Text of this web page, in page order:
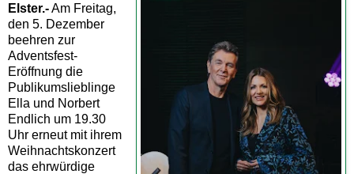
Elster.-Am Freitag,
den 5. Dezember
beehren zur
Adventsfest-
Eröffnung die
Publikumslieblinge
Ella und Norbert
Endlich um 19.30
Uhr erneut mit ihrem
Weihnachtskonzert
das ehrwürdige